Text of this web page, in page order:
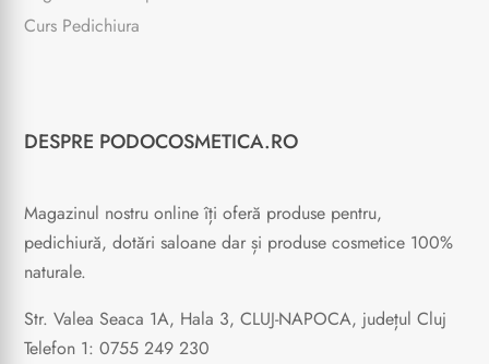
Curs Pedichiura
DESPRE PODOCOSMETICA.RO
Magazinul nostru online îți oferă produse pentru,
pedichiură, dotări saloane dar și produse cosmetice 100%
naturale.
Str. Valea Seaca 1A, Hala 3, CLUJ-NAPOCA, județul Cluj
Telefon 1: 0755 249 230